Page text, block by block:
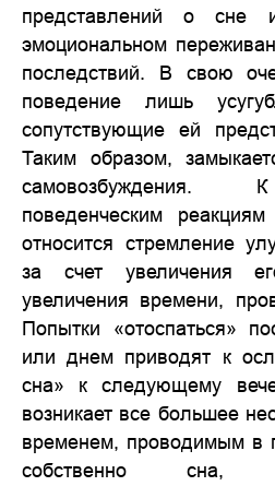
представлений о сне
эмоциональном
последствий. В свою
поведение лишь
сопутствующие ей
Таким образом,
самовозбуждения.
поведенческим
относится стремление
за счет увеличения
увеличения времени,
Попытки «отоспаться»
или днем приводят к
сна» к следующему
возникает все большее
временем, проводимым в
собственно сна,